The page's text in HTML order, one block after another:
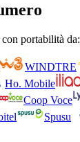
portabilità da:
WINDTRE
Ho. Mobile
Coop Voce
Spusu